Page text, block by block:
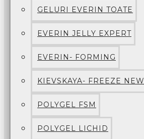
GELURI EVERIN TOATE
EVERIN JELLY EXPERT
EVERIN- FORMING
KIEVSKAYA- FREEZE NEW
POLYGEL FSM
POLYGEL LICHID